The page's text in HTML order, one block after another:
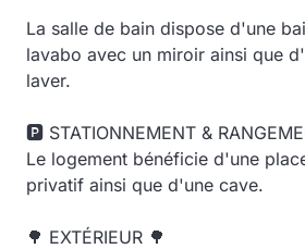
La salle de bain dispose d'une
lavabo avec un miroir ainsi que
laver.
🅿️ STATIONNEMENT &
Le logement bénéficie d'une
privatif ainsi que d'une cave.
🌳 EXTÉRIEUR 🌳